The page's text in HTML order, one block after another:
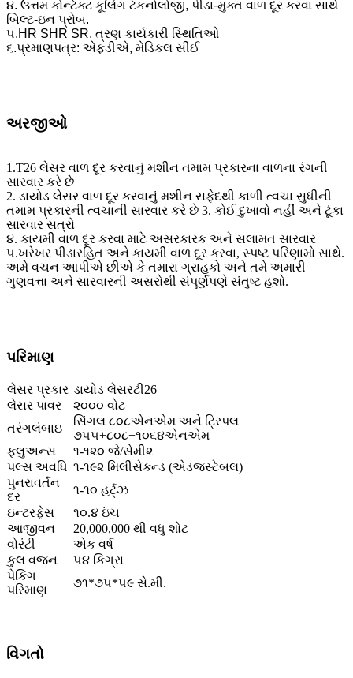
૪. ઉત્તમ કોન્ટેક્ટ કૂલિંગ ટેકનોલોજી, પીડા-મુક્ત વાળ દૂર કરવા સાથે
બિલ્ટ-ઇન પ્રોબ.
૫.HR SHR SR, ત્રણ કાર્યકારી સ્થિતિઓ
૬.પ્રમાણપત્ર: એફડીએ, મેડિકલ સીઈ
અરજીઓ
1.T26 લેસર વાળ દૂર કરવાનું મશીન તમામ પ્રકારના વાળના રંગની
સારવાર કરે છે
2. ડાયોડ લેસર વાળ દૂર કરવાનું મશીન સફેદથી કાળી ત્વચા સુધીની
તમામ પ્રકારની ત્વચાની સારવાર કરે છે 3. કોઈ દુખાવો નહીં અને ટૂંકા
સારવાર સત્રો
૪. કાયમી વાળ દૂર કરવા માટે અસરકારક અને સલામત સારવાર
૫.ખરેખર પીડારહિત અને કાયમી વાળ દૂર કરવા, સ્પષ્ટ પરિણામો સાથે.
અમે વચન આપીએ છીએ કે તમારા ગ્રાહકો અને તમે અમારી
ગુણવત્તા અને સારવારની અસરોથી સંપૂર્ણપણે સંતુષ્ટ હશો.
પરિમાણ
લેસર પ્રકાર ડાયોડ લેસરટી26
લેસર પાવર
૨૦૦૦ વોટ
તરંગલંબાઇ
સિંગલ ૮૦૮એનએમ અને ટ્રિપલ
૭૫૫+૮૦૮+૧૦૬૪એનએમ
ફ્લુઅન્સ
૧-૧૨૦ જે/સેમી૨
પલ્સ અવધિ ૧-૧૯૨ મિલીસેકન્ડ (એડજસ્ટેબલ)
પુનરાવર્તન
દર
૧-૧૦ હર્ટ્ઝ
ઇન્ટરફેસ
૧૦.૪ ઇંચ
આજીવન
20,000,000 થી વધુ શોટ
વોરંટી
એક વર્ષ
કુલ વજન
૫૪ કિગ્રા
પેકિંગ
પરિમાણ
૭૧*૭૫*૫૯ સે.મી.
વિગતો